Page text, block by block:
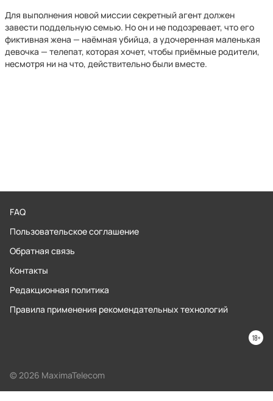
Для выполнения новой миссии секретный агент должен
завести поддельную семью. Но он и не подозревает, что его
фиктивная жена — наёмная убийца, а удочеренная маленькая
девочка — телепат, которая хочет, чтобы приёмные родители,
несмотря ни на что, действительно были вместе.
FAQ
Пользовательское соглашение
Обратная связь
Контакты
Редакционная политика
Правила применения рекомендательных технологий
© 2026 MaximaTelecom